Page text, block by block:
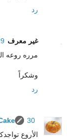
رد
غير معرف 29 ديسمبر
مرره روعه
وشكراً
رد
30 ديسمبر 2012 في 7:32 ص
الأروع